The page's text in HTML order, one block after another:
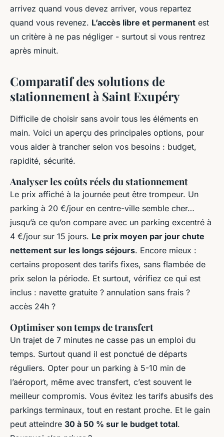
arrivez quand vous devez arriver, vous repartez
quand vous revenez. L’accès libre et permanent est
un critère à ne pas négliger - surtout si vous rentrez
après minuit.
Comparatif des solutions de
stationnement à Saint Exupéry
Difficile de choisir sans avoir tous les éléments en
main. Voici un aperçu des principales options, pour
vous aider à trancher selon vos besoins : budget,
rapidité, sécurité.
Analyser les coûts réels du stationnement
Le prix affiché à la journée peut être trompeur. Un
parking à 20 €/jour en centre-ville semble cher…
jusqu’à ce qu’on compare avec un parking excentré à
4 €/jour sur 15 jours. Le prix moyen par jour chute
nettement sur les longs séjours. Encore mieux :
certains proposent des tarifs fixes, sans flambée de
prix selon la période. Et surtout, vérifiez ce qui est
inclus : navette gratuite ? annulation sans frais ?
accès 24h ?
Optimiser son temps de transfert
Un trajet de 7 minutes ne casse pas un emploi du
temps. Surtout quand il est ponctué de départs
réguliers. Opter pour un parking à 5-10 min de
l’aéroport, même avec transfert, c’est souvent le
meilleur compromis. Vous évitez les tarifs abusifs des
parkings terminaux, tout en restant proche. Et le gain
peut atteindre 30 à 50 % sur le budget total.